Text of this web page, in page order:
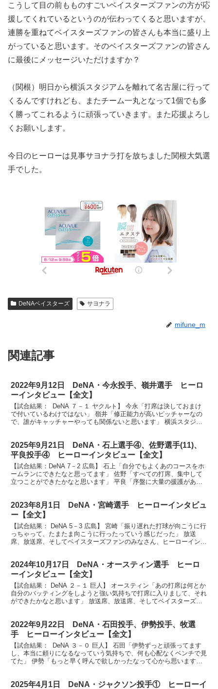
こうして目の前もものすごいベイスターズファンの方が応
援してくれているというのが伝わってくると思いますが、
連勝を重ねてベイスターズファンの皆さんも本当に盛り上
がっていると思います。そのベイスターズファンの皆さん
に最後にメッセージいただけますか？
（関根）明日から横浜スタジアムを離れて名古屋に行って
くるんですけれども、またチーム一丸となって1個でも多
く勝ってこれるように頑張っていきます。また応援よろし
くお願いします。
今日のヒーローは見事サヨナラ打を放ちました関根大気選
手でした。
DeNAベイスターズ サヨナラ
mifune_m
関連記事
2022年9月12日 DeNA・今永投手、嶺井選手 ヒーロ
ーインタビュー【全文】
【試合結果： DeNA ７－１ ヤクルト】 今永「打席は決しておまけ
で付いているわけではない」 嶺井「修正能力が高いピッチャーなの
で、誰がキャッチャーやっても関係ないと思います」 横浜スタジア
2025年9月21日 DeNA・石上選手④、佐野選手(11)、
平良投手④ ヒーローインタビュー【全文】
【試合結果：DeNA 7－2 広島】 石上「自分でもよくあのコースをホ
ームランにできたなと思ってます」 佐野「すべての打席、集中して
立つことができたかなと思います」 平良「序盤に大量の援護があっ
2023年8月1日 DeNA・宮崎選手 ヒーローインタビュ
ー【全文】
【試合結果： DeNA 5－3 広島】 宮崎「振り遅れた打球が向こうに行
っちゃって、たまたま向こうに行ったっていう感じだった」 放送
席、放送席、そしてベイスターズファンのみなさん、ヒーローインタ
2024年10月17日 DeNA・オースティン選手 ヒーロ
ーインタビュー【全文】
【試合結果： DeNA ２－１ 巨人】 オースティン「あの打席は何とか
自分のバッティングをしようと強い気持ちで打席に入りまして、それ
ができたかなと思います」 放送席、放送席、そしてベイスターズフ
2022年9月22日 DeNA・石田投手、伊勢投手、牧選
手 ヒーローインタビュー【全文】
【試合結果： DeNA ３－０ 巨人】 石田「伊勢ずっと頑張ってます
し、本当に頼りになるなっていう気持ちで、何も心配なくベンチで見
てた」 伊勢「もっと早く呼んで欲しかったなって心から思います」
2025年4月1日 DeNA・ジャクソン投手① ヒーローイ